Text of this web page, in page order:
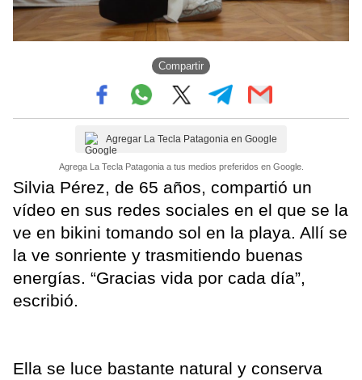
Compartir
Agregar La Tecla Patagonia en Google
Agrega La Tecla Patagonia a tus medios preferidos en Google.
Silvia Pérez, de 65 años, compartió un
vídeo en sus redes sociales en el que se la
ve en bikini tomando sol en la playa. Allí se
la ve sonriente y trasmitiendo buenas
energías. “Gracias vida por cada día”,
escribió.
Ella se luce bastante natural y conserva